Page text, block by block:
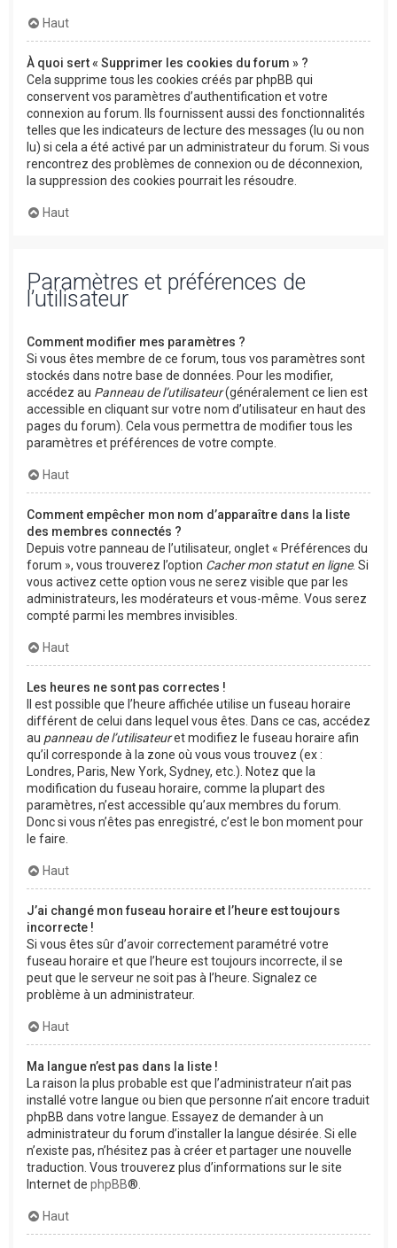
Haut
À quoi sert « Supprimer les cookies du forum » ?
Cela supprime tous les cookies créés par phpBB qui
conservent vos paramètres d’authentification et votre
connexion au forum. Ils fournissent aussi des fonctionnalités
telles que les indicateurs de lecture des messages (lu ou non
lu) si cela a été activé par un administrateur du forum. Si vous
rencontrez des problèmes de connexion ou de déconnexion,
la suppression des cookies pourrait les résoudre.
Haut
Paramètres et préférences de
l’utilisateur
Comment modifier mes paramètres ?
Si vous êtes membre de ce forum, tous vos paramètres sont
stockés dans notre base de données. Pour les modifier,
accédez au Panneau de l’utilisateur(généralement ce lien est
accessible en cliquant sur votre nom d’utilisateur en haut des
pages du forum). Cela vous permettra de modifier tous les
paramètres et préférences de votre compte.
Haut
Comment empêcher mon nom d’apparaître dans la liste
des membres connectés ?
Depuis votre panneau de l’utilisateur, onglet « Préférences du
forum », vous trouverez l’option Cacher mon statut en ligne. Si
vous activez cette option vous ne serez visible que par les
administrateurs, les modérateurs et vous-même. Vous serez
compté parmi les membres invisibles.
Haut
Les heures ne sont pas correctes !
Il est possible que l’heure affichée utilise un fuseau horaire
différent de celui dans lequel vous êtes. Dans ce cas, accédez
au panneau de l’utilisateuret modifiez le fuseau horaire afin
qu’il corresponde à la zone où vous vous trouvez (ex :
Londres, Paris, New York, Sydney, etc.). Notez que la
modification du fuseau horaire, comme la plupart des
paramètres, n’est accessible qu’aux membres du forum.
Donc si vous n’êtes pas enregistré, c’est le bon moment pour
le faire.
Haut
J’ai changé mon fuseau horaire et l’heure est toujours
incorrecte !
Si vous êtes sûr d’avoir correctement paramétré votre
fuseau horaire et que l’heure est toujours incorrecte, il se
peut que le serveur ne soit pas à l’heure. Signalez ce
problème à un administrateur.
Haut
Ma langue n’est pas dans la liste !
La raison la plus probable est que l’administrateur n’ait pas
installé votre langue ou bien que personne n’ait encore traduit
phpBB dans votre langue. Essayez de demander à un
administrateur du forum d’installer la langue désirée. Si elle
n’existe pas, n’hésitez pas à créer et partager une nouvelle
traduction. Vous trouverez plus d’informations sur le site
Internet de phpBB®.
Haut